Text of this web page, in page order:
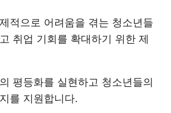
적으로 어려움을 겪는 청소년들
취업 기회를 확대하기 위한 제
평등화를 실현하고 청소년들의
를 지원합니다.